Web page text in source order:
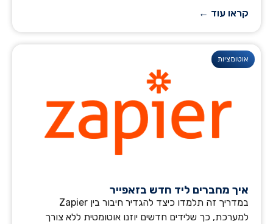
קראו עוד ←
אוטומציות
איך מחברים ליד חדש בזאפייר
במדריך זה תלמדו כיצד להגדיר חיבור בין Zapier
למערכת, כך שלידים חדשים יוזנו אוטומטית ללא צורך